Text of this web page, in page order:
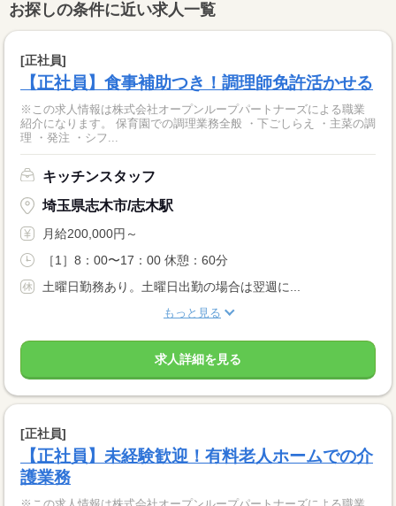
お探しの条件に近い求人一覧
[正社員]
【正社員】食事補助つき！調理師免許活かせる
※この求人情報は株式会社オープンループパートナーズによる職業
紹介になります。 保育園での調理業務全般 ・下ごしらえ ・主菜の調
理 ・発注 ・シフ...
キッチンスタッフ
埼玉県志木市/志木駅
月給200,000円～
［1］8：00〜17：00 休憩：60分
土曜日勤務あり。土曜日出勤の場合は翌週に...
もっと見る
求人詳細を見る
[正社員]
【正社員】未経験歓迎！有料老人ホームでの介
護業務